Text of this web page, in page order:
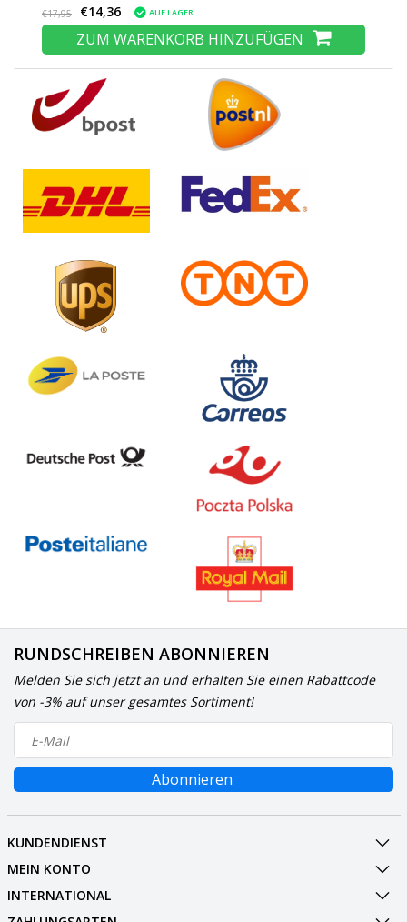
€17,95 €14,36 AUF LAGER
ZUM WARENKORB HINZUFÜGEN
RUNDSCHREIBEN ABONNIEREN
Melden Sie sich jetzt an und erhalten Sie einen Rabattcode
von -3% auf unser gesamtes Sortiment!
Abonnieren
KUNDENDIENST
MEIN KONTO
INTERNATIONAL